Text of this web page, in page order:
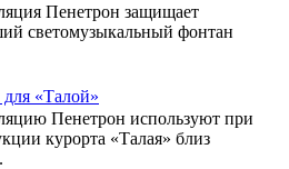
Пенетрон защищает
светомузыкальный фонтан
«Талой»
Пенетрон используют при
курорта «Талая» близ